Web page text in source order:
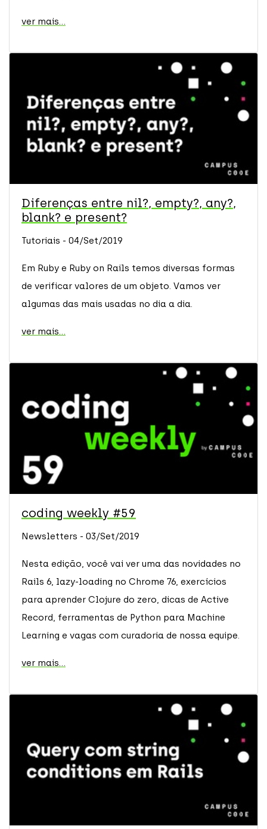
ver mais...
Diferenças entre nil?, empty?, any?,
blank? e present?
Tutoriais - 04/Set/2019
Em Ruby e Ruby on Rails temos diversas formas
de verificar valores de um objeto. Vamos ver
algumas das mais usadas no dia a dia.
ver mais...
coding weekly #59
Newsletters - 03/Set/2019
Nesta edição, você vai ver uma das novidades no
Rails 6, lazy-loading no Chrome 76, exercícios
para aprender Clojure do zero, dicas de Active
Record, ferramentas de Python para Machine
Learning e vagas com curadoria de nossa equipe.
ver mais...